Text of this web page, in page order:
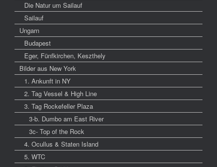
Die Natur um Sailauf
Sailauf
Ungarn
Budapest
Eger, Fünfkirchen, Keszthely
Bilder aus New York
1. Ankunft in NY
2. Tag Vessel & High Line
3. Tag Rockefeller Plaza
3-b. Dumbo am East River
3c- Top of the Rock
4. Ocullus & Staten Island
5. WTC